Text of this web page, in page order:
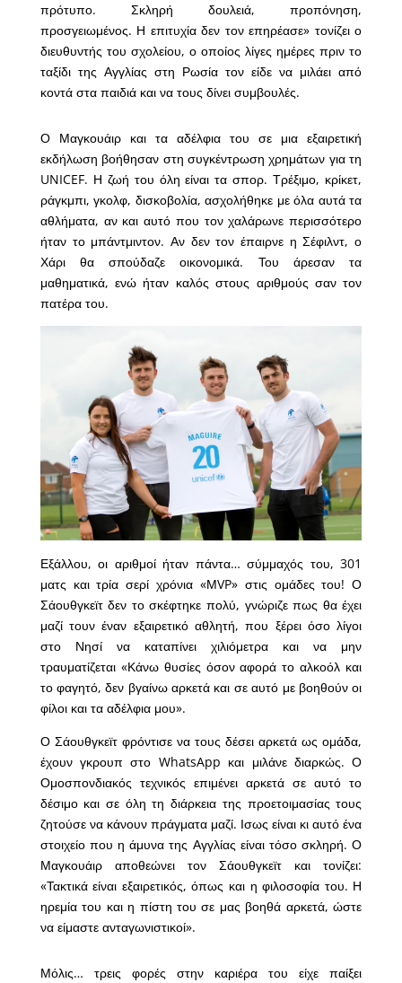
πρότυπο. Σκληρή δουλειά, προπόνηση,
προσγειωμένος. Η επιτυχία δεν τον επηρέασε» τονίζει ο
διευθυντής του σχολείου, ο οποίος λίγες ημέρες πριν το
ταξίδι της Αγγλίας στη Ρωσία τον είδε να μιλάει από
κοντά στα παιδιά και να τους δίνει συμβουλές.
Ο Μαγκουάιρ και τα αδέλφια του σε μια εξαιρετική
εκδήλωση βοήθησαν στη συγκέντρωση χρημάτων για τη
UNICEF. Η ζωή του όλη είναι τα σπορ. Τρέξιμο, κρίκετ,
ράγκμπι, γκολφ, δισκοβολία, ασχολήθηκε με όλα αυτά τα
αθλήματα, αν και αυτό που τον χαλάρωνε περισσότερο
ήταν το μπάντμιντον. Αν δεν τον έπαιρνε η Σέφιλντ, ο
Χάρι θα σπούδαζε οικονομικά. Του άρεσαν τα
μαθηματικά, ενώ ήταν καλός στους αριθμούς σαν τον
πατέρα του.
Εξάλλου, οι αριθμοί ήταν πάντα… σύμμαχός του, 301
ματς και τρία σερί χρόνια «ΜVP» στις ομάδες του! Ο
Σάουθγκεϊτ δεν το σκέφτηκε πολύ, γνώριζε πως θα έχει
μαζί τουν έναν εξαιρετικό αθλητή, που ξέρει όσο λίγοι
στο Νησί να καταπίνει χιλιόμετρα και να μην
τραυματίζεται «Κάνω θυσίες όσον αφορά το αλκοόλ και
το φαγητό, δεν βγαίνω αρκετά και σε αυτό με βοηθούν οι
φίλοι και τα αδέλφια μου».
Ο Σάουθγκεϊτ φρόντισε να τους δέσει αρκετά ως ομάδα,
έχουν γκρουπ στο WhatsApp και μιλάνε διαρκώς. Ο
Ομοσπονδιακός τεχνικός επιμένει αρκετά σε αυτό το
δέσιμο και σε όλη τη διάρκεια της προετοιμασίας τους
ζητούσε να κάνουν πράγματα μαζί. Ισως είναι κι αυτό ένα
στοιχείο που η άμυνα της Αγγλίας είναι τόσο σκληρή. Ο
Μαγκουάιρ αποθεώνει τον Σάουθγκεϊτ και τονίζει:
«Τακτικά είναι εξαιρετικός, όπως και η φιλοσοφία του. Η
ηρεμία του και η πίστη του σε μας βοηθά αρκετά, ώστε
να είμαστε ανταγωνιστικοί».
Μόλις… τρεις φορές στην καριέρα του είχε παίξει